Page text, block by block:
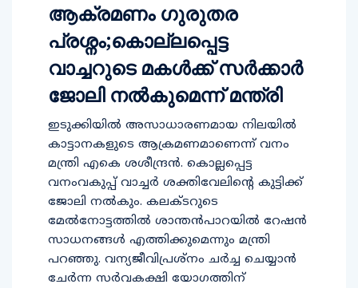
ആക്രമണം ഗുരുതര
പ്രശ്നം;കൊല്ലപ്പെട്ട
വാച്ചറുടെ മകൾക്ക് സർക്കാർ
ജോലി നൽകുമെന്ന് മന്ത്രി
ഇടുക്കിയിൽ അസാധാരണമായ നിലയിൽ
കാട്ടാനകളുടെ ആക്രമണമാണെന്ന് വനം
മന്ത്രി എകെ ശശീന്ദ്രൻ. കൊല്ലപ്പെട്ട
വനംവകുപ്പ് വാച്ചർ ശക്തിവേലിന്റെ കുട്ടിക്ക്
ജോലി നൽകും. കലക്ടറുടെ
മേൽനോട്ടത്തിൽ ശാന്തൻപാറയിൽ റേഷൻ
സാധനങ്ങൾ എത്തിക്കുമെന്നും മന്ത്രി
പറഞ്ഞു. വന്യജീവിപ്രശ്നം ചർച്ച ചെയ്യാൻ
ചേർന്ന സർവകക്ഷി യോഗത്തിന്